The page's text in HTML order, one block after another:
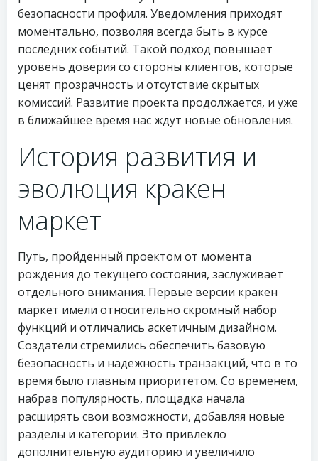
безопасности профиля. Уведомления приходят
моментально, позволяя всегда быть в курсе
последних событий. Такой подход повышает
уровень доверия со стороны клиентов, которые
ценят прозрачность и отсутствие скрытых
комиссий. Развитие проекта продолжается, и уже
в ближайшее время нас ждут новые обновления.
История развития и
эволюция кракен
маркет
Путь, пройденный проектом от момента
рождения до текущего состояния, заслуживает
отдельного внимания. Первые версии кракен
маркет имели относительно скромный набор
функций и отличались аскетичным дизайном.
Создатели стремились обеспечить базовую
безопасность и надежность транзакций, что в то
время было главным приоритетом. Со временем,
набрав популярность, площадка начала
расширять свои возможности, добавляя новые
разделы и категории. Это привлекло
дополнительную аудиторию и увеличило